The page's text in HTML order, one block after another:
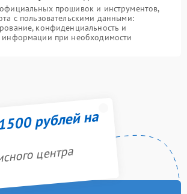
прошивок и инструментов,
с пользовательскими данными:
конфиденциальность и
информации при необходимости
рублей на
центра